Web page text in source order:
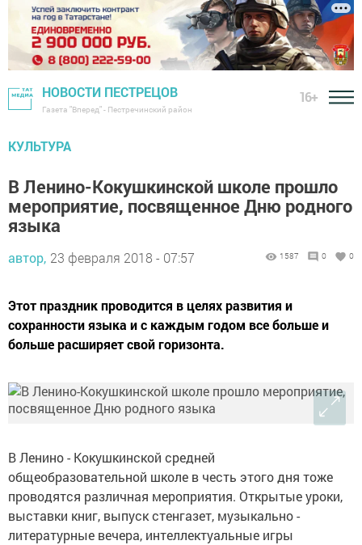
НОВОСТИ ПЕСТРЕЦОВ
Газета "Вперед" - Пестречинский район
16+
КУЛЬТУРА
В Ленино-Кокушкинской школе прошло
мероприятие, посвященное Дню родного
языка
автор, 23 февраля 2018 - 07:57 1587 0 0
Этот праздник проводится в целях развития и
сохранности языка и с каждым годом все больше и
больше расширяет свой горизонта.
В Ленино - Кокушкинской средней
общеобразовательной школе в честь этого дня тоже
проводятся различная мероприятия. Открытые уроки,
выставки книг, выпуск стенгазет, музыкально -
литературные вечера, интеллектуальные игры